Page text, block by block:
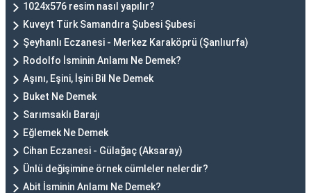
1024x576 resim nasıl yapılır?
Kuveyt Türk Samandıra Şubesi Şubesi
Şeyhanlı Eczanesi - Merkez Karaköprü (Şanlıurfa)
Rodolfo İsminin Anlamı Ne Demek?
Aşını, Eşini, İşini Bil Ne Demek
Buket Ne Demek
Sarımsaklı Barajı
Eğlemek Ne Demek
Cihan Eczanesi - Gülağaç (Aksaray)
Ünlü değişimine örnek cümleler nelerdir?
Abit İsminin Anlamı Ne Demek?